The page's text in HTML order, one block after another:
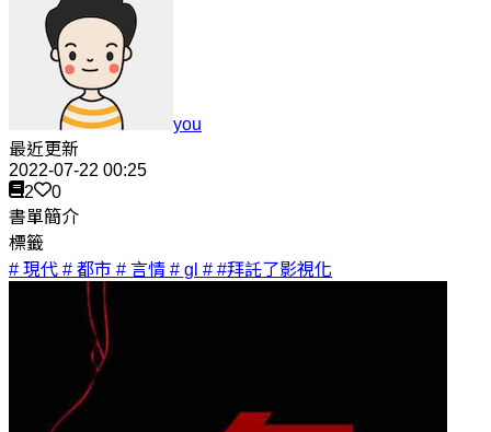
you
最近更新
2022-07-22 00:25
2
0
書單簡介
標籤
# 現代 # 都市 # 言情 # gl # #拜託了影視化